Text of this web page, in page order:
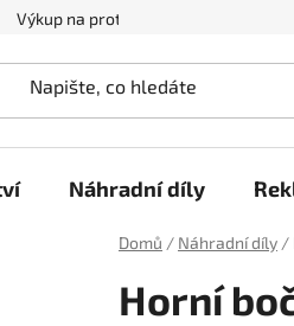
Výkup na protiúčet
Náhradní díly
Domů / Náhradní díly /
Horní